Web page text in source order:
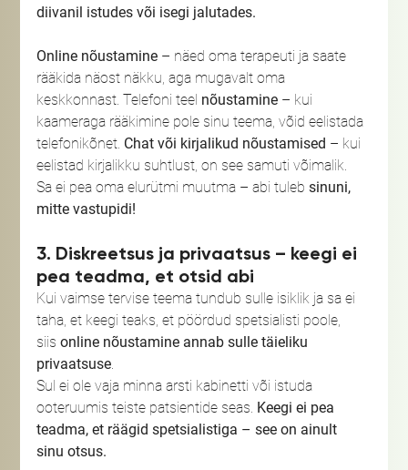
diivanil istudes või isegi jalutades.
Online nõustamine – näed oma terapeuti ja saate
rääkida näost näkku, aga mugavalt oma
keskkonnast. Telefoni teel nõustamine – kui
kaameraga rääkimine pole sinu teema, võid eelistada
telefonikõnet. Chat või kirjalikud nõustamised – kui
eelistad kirjalikku suhtlust, on see samuti võimalik.
Sa ei pea oma elurütmi muutma – abi tuleb sinuni,
mitte vastupidi!
3. Diskreetsus ja privaatsus – keegi ei
pea teadma, et otsid abi
Kui vaimse tervise teema tundub sulle isiklik ja sa ei
taha, et keegi teaks, et pöördud spetsialisti poole,
siis online nõustamine annab sulle täieliku
privaatsuse
Sul ei ole vaja minna arsti kabinetti või istuda
ooteruumis teiste patsientide seas. Keegi ei pea
teadma, et räägid spetsialistiga – see on ainult
sinu otsus.